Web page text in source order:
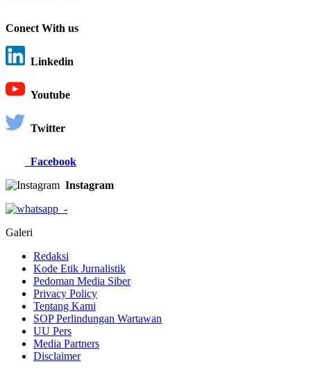
Conect With us
Linkedin
Youtube
Twitter
Kode Etik Jurnalistik
Pedoman Media Siber
Privacy Policy
Tentang Kami
SOP Perlindungan Wartawan
UU Pers
Media Partners
Disclaimer